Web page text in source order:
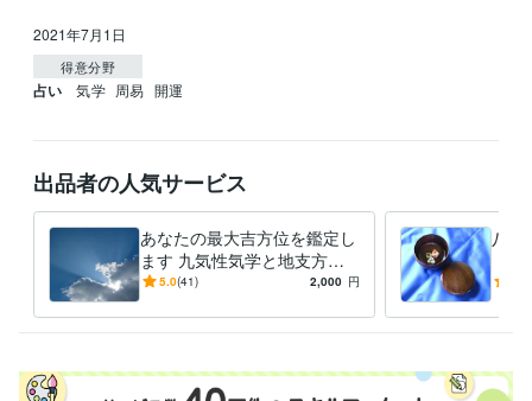
2021年7月1日
得意分野
占い 気学 周易 開運
出品者の人気サービス
あなたの最大吉方位を鑑定し
ます 九気性気学と地支方鑑
で最大吉方位を取り開運しま
5.0(41) 2,000 円
八面
『ど
す